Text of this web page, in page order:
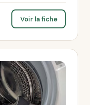
Voir la fiche